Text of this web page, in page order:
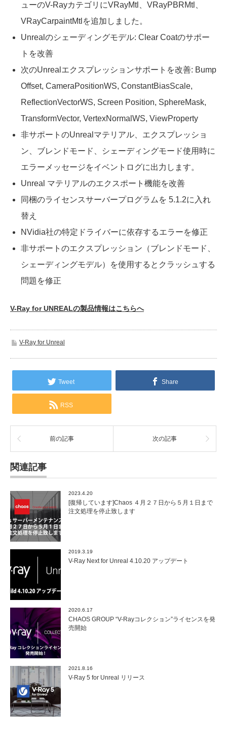
ューのV-RayカテゴリにVRayMtl、VRayPBRMtl、
VRayCarpaintMtlを追加しました。
Unrealのシェーディングモデル: Clear Coatのサポー
トを改善
次のUnrealエクスプレッションサポートを改善: Bump
Offset, CameraPositionWS, ConstantBiasScale,
ReflectionVectorWS, Screen Position, SphereMask,
TransformVector, VertexNormalWS, ViewProperty
非サポートのUnrealマテリアル、エクスプレッショ
ン、ブレンドモード、シェーディングモード使用時に
エラーメッセージをイベントログに出力します。
Unreal マテリアルのエクスポート機能を改善
同梱のライセンスサーバープログラムを 5.1.2に入れ
替え
NVidia社の特定ドライバーに依存するエラーを修正
非サポートのエクスプレッション（ブレンドモード、
シェーディングモデル）を使用するとクラッシュする
問題を修正
V-Ray for UNREALの製品情報はこちらへ
V-Ray for Unreal
Tweet Share
RSS
前の記事 次の記事
関連記事
2023.4.20
[復帰しています]Chaos ４月２７日から５月１日まで
注文処理を停止致します
2019.3.19
V-Ray Next for Unreal 4.10.20 アップデート
2020.6.17
CHAOS GROUP “V-Rayコレクション”ライセンスを発
売開始
2021.8.16
V-Ray 5 for Unreal リリース